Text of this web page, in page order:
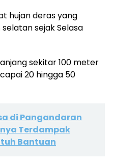
hujan deras yang
sejak Selasa
sekitar 100 meter
20 hingga 50
di Pangandaran
Terdampak
Bantuan